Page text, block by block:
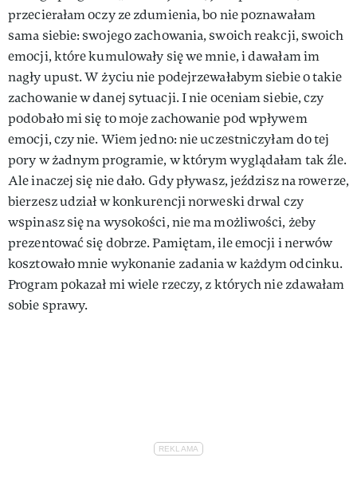
przecierałam oczy ze zdumienia, bo nie poznawałam
sama siebie: swojego zachowania, swoich reakcji, swoich
emocji, które kumulowały się we mnie, i dawałam im
nagły upust. W życiu nie podejrzewałabym siebie o takie
zachowanie w danej sytuacji. I nie oceniam siebie, czy
podobało mi się to moje zachowanie pod wpływem
emocji, czy nie. Wiem jedno: nie uczestniczyłam do tej
pory w żadnym programie, w którym wyglądałam tak źle.
Ale inaczej się nie dało. Gdy pływasz, jeździsz na rowerze,
bierzesz udział w konkurencji norweski drwal czy
wspinasz się na wysokości, nie ma możliwości, żeby
prezentować się dobrze. Pamiętam, ile emocji i nerwów
kosztowało mnie wykonanie zadania w każdym odcinku.
Program pokazał mi wiele rzeczy, z których nie zdawałam
sobie sprawy.